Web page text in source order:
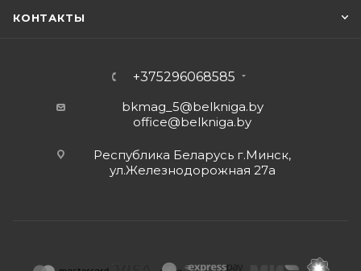
КОНТАКТЫ
+375296068585
bkmag_5@belkniga.by
office@belkniga.by
Республика Беларусь г.Минск,
ул.Железнодорожная 27а